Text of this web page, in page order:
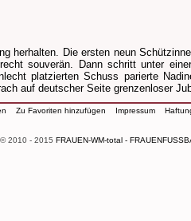
herhalten. Die ersten neun
souverän. Dann schritt unter
platzierten Schuss parierte
auf deutscher Seite grenzenloser
Zu Favoriten hinzufügen Impressum
© 2010 - 2015 FRAUEN-WM-total -